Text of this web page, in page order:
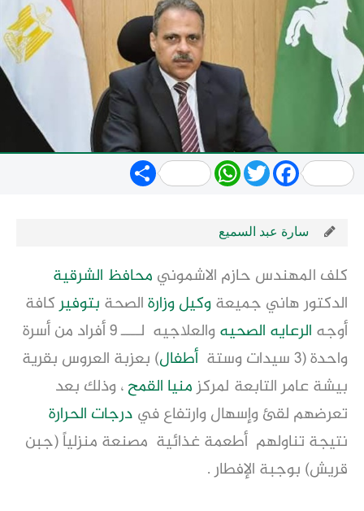
Share WhatsApp
TwitterFacebook
سارة عبد السميع
كلف المهندس حازم الاشموني محافظ الشرقية
الدكتور هاني جميعةوكيلوزارةالصحة بتوفيركافة
أوجه الرعايه الصحيه
والعلاجيه لــــ ٩ أفراد من أسرة
واحدة (٣ سيدات وستة
أطفال) بعزبة العروس بقرية
بيشة عامر التابعة لمركزمنيا القمح، وذلك بعد
تعرضهم لقئ وإسهال وارتفاع في درجات الحرارة
نتيجة تناولهم أطعمة غذائية مصنعة منزلياً (جبن
قريش) بوجبة الإفطار .